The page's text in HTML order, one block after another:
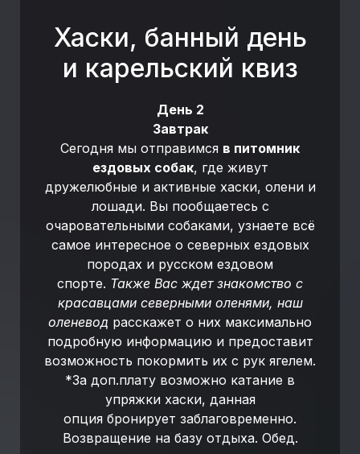
Хаски, банный день
и карельский квиз
День 2
Завтрак
Сегодня мы отправимся в питомник
ездовых собак, где живут
дружелюбные и активные хаски, олени и
лошади. Вы пообщаетесь с
очаровательными собаками, узнаете всё
самое интересное о северных ездовых
породах и русском ездовом
спорте. Также Вас ждет знакомство с
красавцами северными оленями, наш
оленевод расскажет о них максимально
подробную информацию и предоставит
возможность покормить их с рук ягелем.
*За доп.плату возможно катание в
упряжки хаски, данная
опция бронирует заблаговременно.
Возвращение на базу отдыха. Обед.